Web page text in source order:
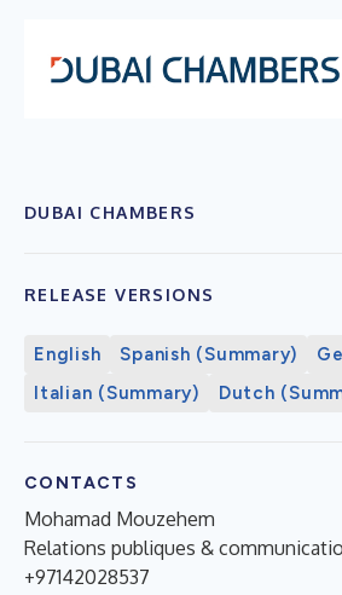
DUBAI CHAMBERS
RELEASE VERSIONS
English Spanish (Summary)
Italian (Summary)
Dutch
CONTACTS
Mohamad Mouzehem
Relations publiques &
+97142028537